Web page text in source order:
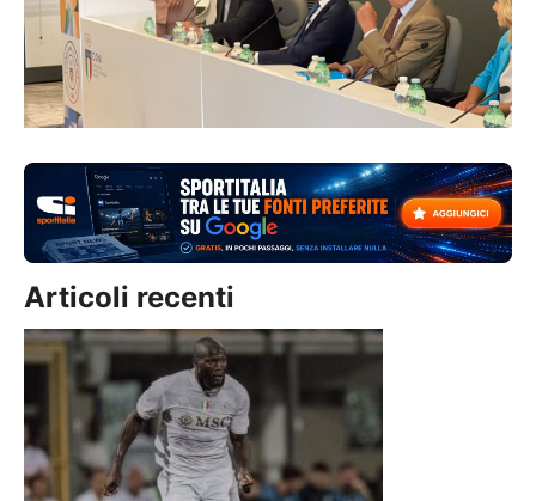
Articoli recenti